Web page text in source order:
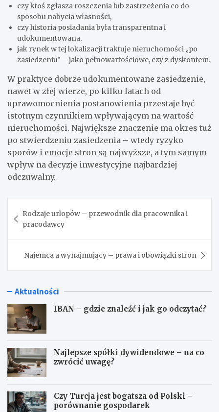
czy ktoś zgłasza roszczenia lub zastrzeżenia co do
sposobu nabycia własności,
czy historia posiadania była transparentna i
udokumentowana,
jak rynek w tej lokalizacji traktuje nieruchomości „po
zasiedzeniu” – jako pełnowartościowe, czy z dyskontem.
W praktyce dobrze udokumentowane zasiedzenie,
nawet w złej wierze, po kilku latach od
uprawomocnienia postanowienia przestaje być
istotnym czynnikiem wpływającym na wartość
nieruchomości. Największe znaczenie ma okres tuż
po stwierdzeniu zasiedzenia – wtedy ryzyko
sporów i emocje stron są najwyższe, a tym samym
wpływ na decyzje inwestycyjne najbardziej
odczuwalny.
wpisu
Rodzaje urlopów – przewodnik dla pracownika i
pracodawcy
Najemca a wynajmujący – prawa i obowiązki stron
Aktualności
IBAN – gdzie znaleźć i jak go odczytać?
Najlepsze spółki dywidendowe – na co
zwrócić uwagę?
Czy Turcja jest bogatsza od Polski –
porównanie gospodarek